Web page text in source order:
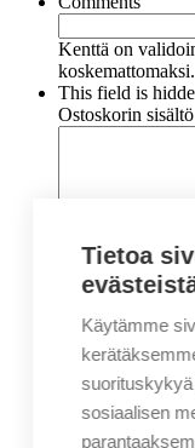
Kenttä on
koskemattomaksi.
This field is
Ostoskorin sisältö
Nimi*
Tietoa
Käytämme
sosiaalisen